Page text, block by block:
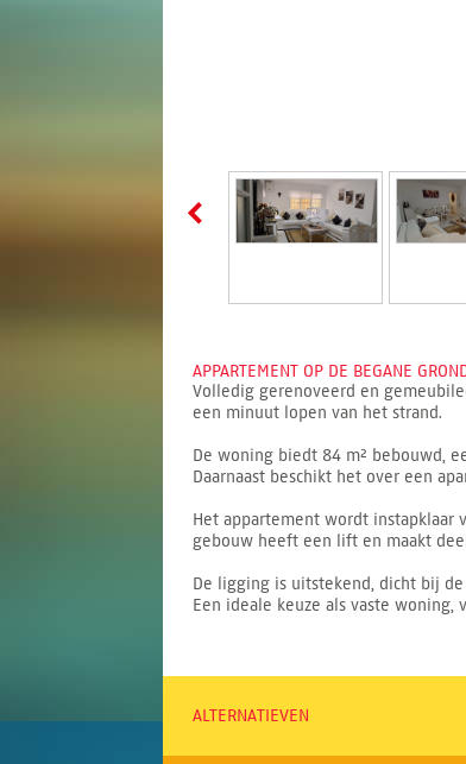
APPARTEMENT OP DE BEGANE
Volledig gerenoveerd en
een minuut lopen van het strand.
De woning biedt 84 m² bebouwd,
Daarnaast beschikt het over een
Het appartement wordt instapklaar
gebouw heeft een lift en maakt
De ligging is uitstekend, dicht bij de
Een ideale keuze als vaste
ALTERNATIEVEN